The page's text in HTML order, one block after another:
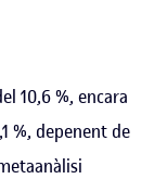
10,6 %, encara
%, depenent de